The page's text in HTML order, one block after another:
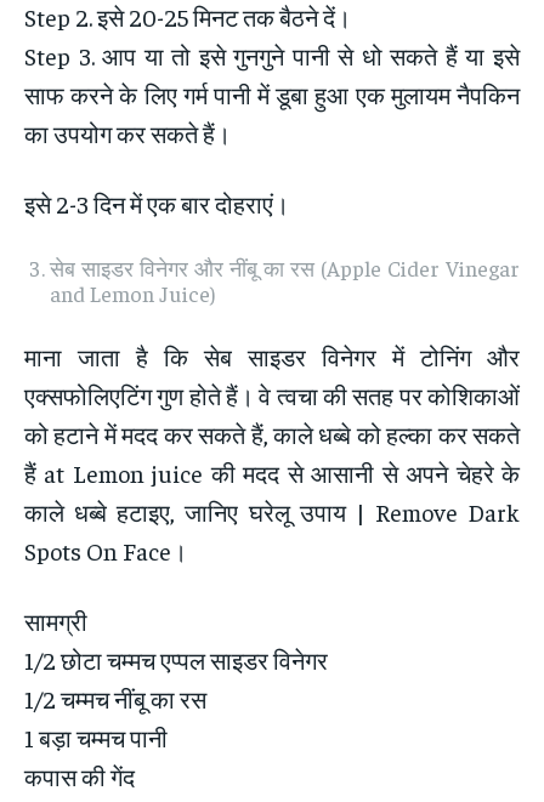
Step 2. इसे 20-25 मिनट तक बैठने दें।
Step 3. आप या तो इसे गुनगुने पानी से धो सकते हैं या इसे
साफ करने के लिए गर्म पानी में डूबा हुआ एक मुलायम नैपकिन
का उपयोग कर सकते हैं।
इसे 2-3 दिन में एक बार दोहराएं।
सेब साइडर विनेगर और नींबू का रस (Apple Cider Vinegar
and Lemon Juice)
माना जाता है कि सेब साइडर विनेगर में टोनिंग और
एक्सफोलिएटिंग गुण होते हैं। वे त्वचा की सतह पर कोशिकाओं
को हटाने में मदद कर सकते हैं, काले धब्बे को हल्का कर सकते
हैं at Lemon juice की मदद से आसानी से अपने चेहरे के
काले धब्बे हटाइए, जानिए घरेलू उपाय | Remove Dark
Spots On Face।
सामग्री
1/2 छोटा चम्मच एप्पल साइडर विनेगर
1/2 चम्मच नींबू का रस
1 बड़ा चम्मच पानी
कपास की गेंद